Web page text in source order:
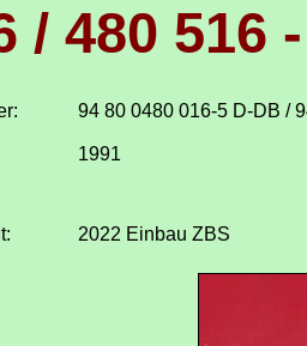
/ 480 516
94 80 0480 016-5 D-DB /
1991
2022 Einbau ZBS